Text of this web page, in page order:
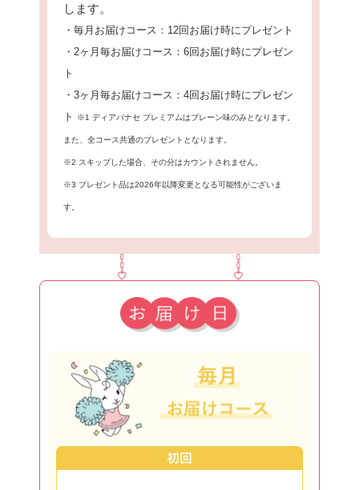
します。
・毎月お届けコース：12回お届け時にプレゼント
・2ヶ月毎お届けコース：6回お届け時にプレゼン
ト
・3ヶ月毎お届けコース：4回お届け時にプレゼン
ト
※1 ディアパナセ プレミアムはプレーン味のみとなります。
また、全コース共通のプレゼントとなります。
※2 スキップした場合、その分はカウントされません。
※3 プレゼント品は2026年以降変更となる可能性がございま
す。